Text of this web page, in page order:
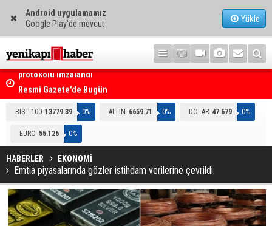
Android uygulamamız
Google Play'de mevcut
Yükle
Resmi Gazete'de Bugün
BIST 100 13779.39 0% ALTIN 6659.71 0% DOLAR 47.679 0%
EURO 55.126 0%
HABERLER EKONOMİ
Emtia piyasalarında gözler istihdam verilerine çevrildi